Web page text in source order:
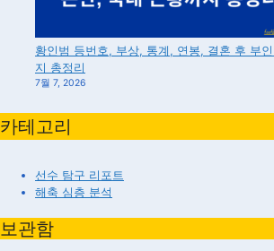
황인범 등번호, 부상, 통계, 연봉, 결혼 후 부
지 총정리
7월 7, 2026
카테고리
선수 탐구 리포트
해축 심층 분석
보관함